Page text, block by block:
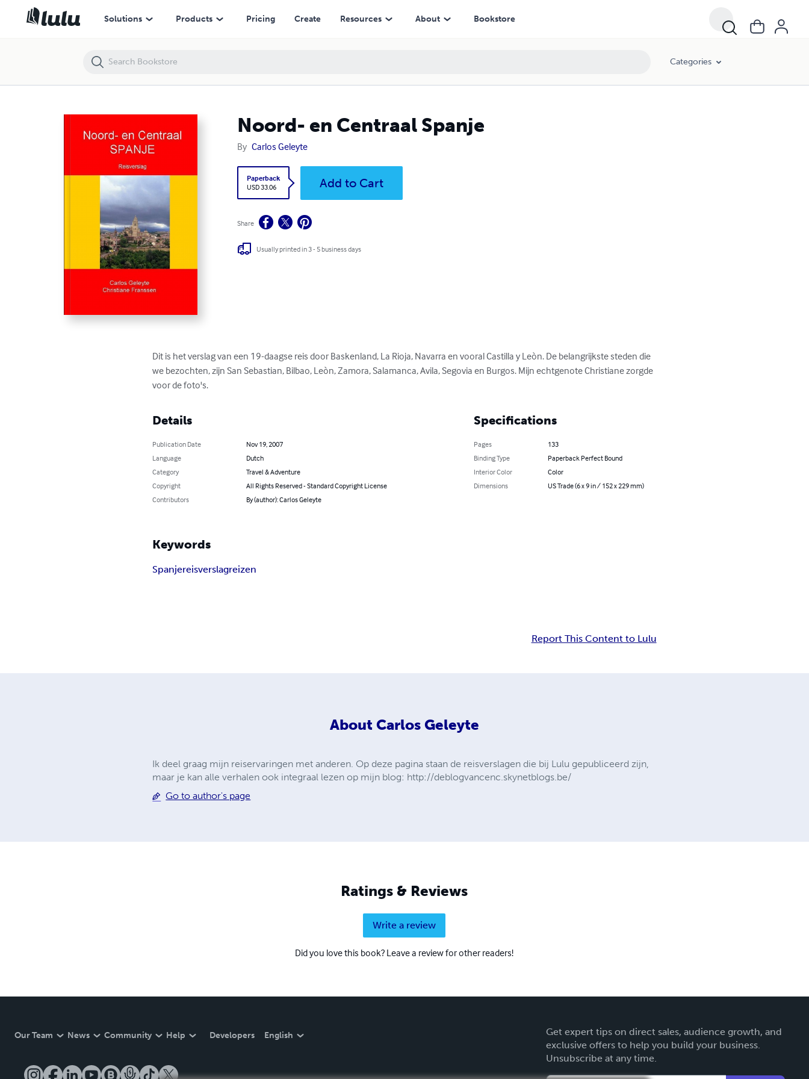
Solutions Products Pricing Create Resources About Bookstore
Categories
Noord- en Centraal Spanje
By Carlos Geleyte
Paperback
USD 33.06
Add to Cart
Share
Usually printed in 3 - 5 business days
Dit is het verslag van een 19-daagse reis door Baskenland, La Rioja, Navarra en vooral Castilla y Leòn. De belangrijkste steden die
we bezochten, zijn San Sebastian, Bilbao, Leòn, Zamora, Salamanca, Avila, Segovia en Burgos. Mijn echtgenote Christiane zorgde
voor de foto's.
Details
Publication Date
Nov 19, 2007
Language
Dutch
Category
Travel & Adventure
Copyright
All Rights Reserved - Standard Copyright License
Contributors
By (author): Carlos Geleyte
Specifications
Pages
133
Binding Type
Paperback Perfect Bound
Interior Color
Color
Dimensions
US Trade (6 x 9 in / 152 x 229 mm)
Keywords
Spanjereisverslagreizen
Report This Content to Lulu
About Carlos Geleyte
Ik deel graag mijn reiservaringen met anderen. Op deze pagina staan de reisverslagen die bij Lulu gepubliceerd zijn,
maar je kan alle verhalen ook integraal lezen op mijn blog: http://deblogvancenc.skynetblogs.be/
Go to author's page
Ratings & Reviews
Write a review
Did you love this book? Leave a review for other readers!
Our Team News Community Help Developers English
Get expert tips on direct sales, audience growth, and
exclusive offers to help you build your business.
Unsubscribe at any time.
Noord- en Centraal Spanje